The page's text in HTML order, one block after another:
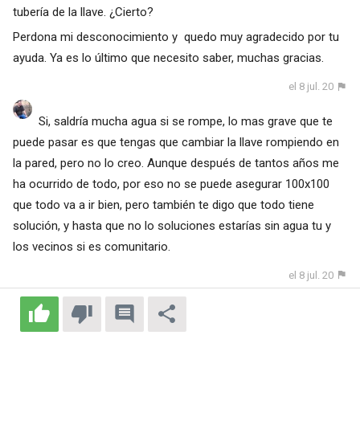
tubería de la llave. ¿Cierto?
Perdona mi desconocimiento y quedo muy agradecido por tu
ayuda. Ya es lo último que necesito saber, muchas gracias.
el 8 jul. 20
Si, saldría mucha agua si se rompe, lo mas grave que te
puede pasar es que tengas que cambiar la llave rompiendo en
la pared, pero no lo creo. Aunque después de tantos años me
ha ocurrido de todo, por eso no se puede asegurar 100x100
que todo va a ir bien, pero también te digo que todo tiene
solución, y hasta que no lo soluciones estarías sin agua tu y
los vecinos si es comunitario.
el 8 jul. 20